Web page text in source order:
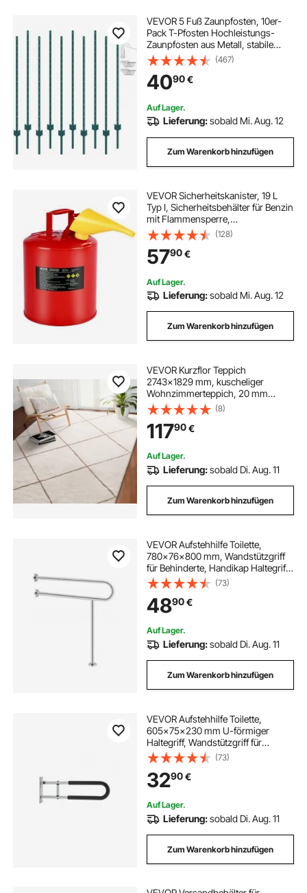
VEVOR 5 Fuß Zaunpfosten, 10er-
Pack T-Pfosten Hochleistungs-
Zaunpfosten aus Metall, stabile
Zaunpfähle aus Stahl für Gartenhof,
Rasen, Bauernhöfe und
Maschendrahtzäune im Freien,
grün
(467)
4090€
Auf Lager.
Lieferung:sobald Mi. Aug. 12
Zum Warenkorb hinzufügen
VEVOR Sicherheitskanister, 19 L
Typ I, Sicherheitsbehälter für Benzin
mit Flammensperre,
selbstschließendem Deckel & PE-
Trichter, ergonomischem Griff,
Lagerbehälter für brennbare Stoffe,
Rot
(128)
5790€
Auf Lager.
Lieferung:sobald Mi. Aug. 12
Zum Warenkorb hinzufügen
VEVOR Kurzflor Teppich
2743x1829 mm, kuscheliger
Wohnzimmerteppich, 20 mm
Florhöhe, Bodenteppich für
Wohnzimmer, Schlafzimmer,
Wintergarten, fusselfrei und mit
rutschfester TPR-Unterseite, weiß
(8)
11790€
Auf Lager.
Lieferung:sobald Di. Aug. 11
Zum Warenkorb hinzufügen
VEVOR Aufstehhilfe Toilette,
780x76x800 mm, Wandstützgriff
für Behinderte, Handikap Haltegriff
aus Edelstahl 304, mit Anti-Rutsch-
Griff, Sicherheitshandlauf mit
Stützbein & Tragkraft 136 kg
(73)
4890€
Auf Lager.
Lieferung:sobald Di. Aug. 11
Zum Warenkorb hinzufügen
VEVOR Aufstehhilfe Toilette,
605x75x230 mm U-förmiger
Haltegriff, Wandstützgriff für
Senioren, Handikap-Klappgriff, mit
rutschfestem Griff, 136 kg Tragkraft
für ältere Menschen, Behinderte,
Schwangere
(73)
3290€
Auf Lager.
Lieferung:sobald Di. Aug. 11
Zum Warenkorb hinzufügen